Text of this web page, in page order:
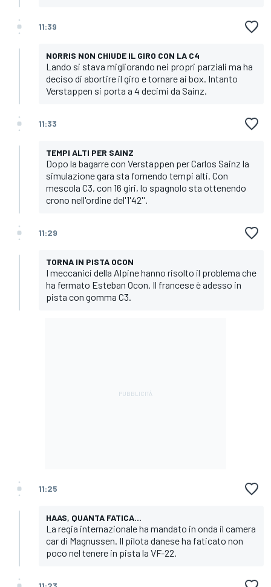
11:39
NORRIS NON CHIUDE IL GIRO CON LA C4
Lando si stava migliorando nei propri parziali ma ha
deciso di abortire il giro e tornare ai box. Intanto
Verstappen si porta a 4 decimi da Sainz.
11:33
TEMPI ALTI PER SAINZ
Dopo la bagarre con Verstappen per Carlos Sainz la
simulazione gara sta fornendo tempi alti. Con
mescola C3, con 16 giri, lo spagnolo sta ottenendo
crono nell'ordine del'1'42''.
11:29
TORNA IN PISTA OCON
I meccanici della Alpine hanno risolto il problema che
ha fermato Esteban Ocon. Il francese è adesso in
pista con gomma C3.
11:25
HAAS, QUANTA FATICA...
La regia internazionale ha mandato in onda il camera
car di Magnussen. Il pilota danese ha faticato non
poco nel tenere in pista la VF-22.